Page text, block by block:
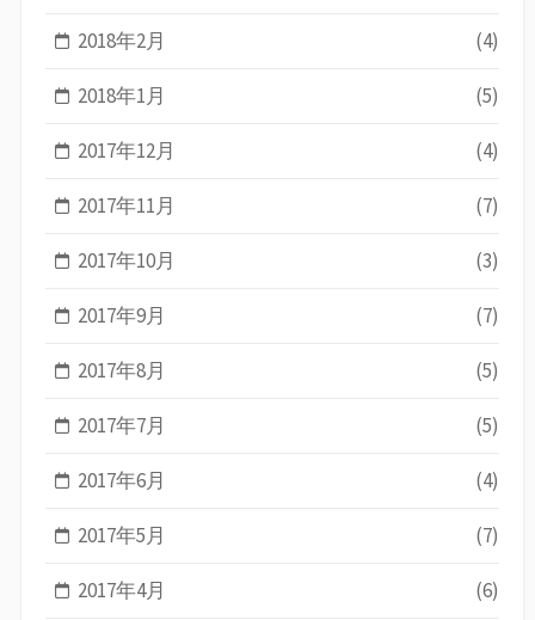
2018年2月 (4)
2018年1月 (5)
2017年12月 (4)
2017年11月 (7)
2017年10月 (3)
2017年9月 (7)
2017年8月 (5)
2017年7月 (5)
2017年6月 (4)
2017年5月 (7)
2017年4月 (6)